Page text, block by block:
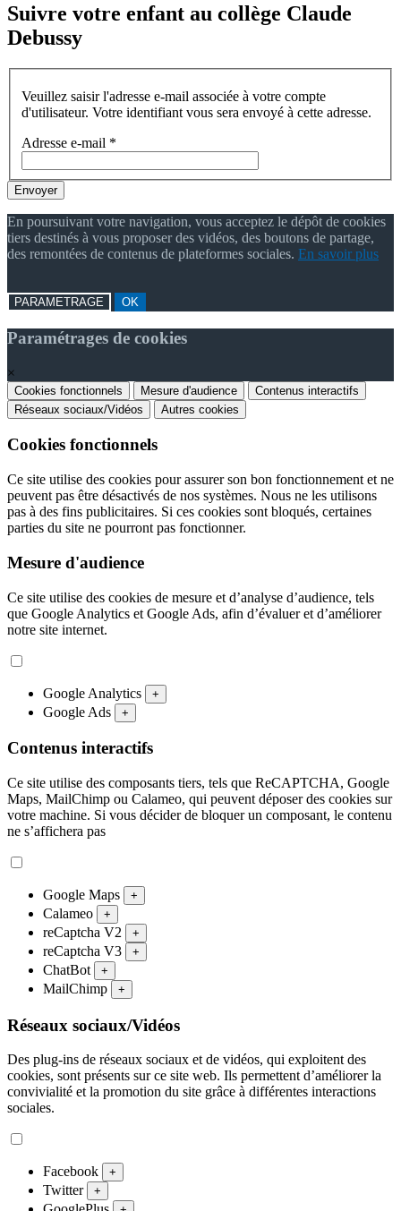
Suivre votre enfant au collège Claude
Debussy
Veuillez saisir l'adresse e-mail associée à votre compte
d'utilisateur. Votre identifiant vous sera envoyé à cette adresse.
Adresse e-mail *
Envoyer
En poursuivant votre navigation, vous acceptez le dépôt de cookies
tiers destinés à vous proposer des vidéos, des boutons de partage,
des remontées de contenus de plateformes sociales. En savoir plus
PARAMETRAGE OK
Paramétrages de cookies
×
Cookies fonctionnels Mesure d'audience
Contenus interactifs
Réseaux sociaux/Vidéos
Autres cookies
Cookies fonctionnels
Ce site utilise des cookies pour assurer son bon fonctionnement et ne
peuvent pas être désactivés de nos systèmes. Nous ne les utilisons
pas à des fins publicitaires. Si ces cookies sont bloqués, certaines
parties du site ne pourront pas fonctionner.
Mesure d'audience
Ce site utilise des cookies de mesure et d’analyse d’audience, tels
que Google Analytics et Google Ads, afin d’évaluer et d’améliorer
notre site internet.
Google Analytics +
Google Ads +
Contenus interactifs
Ce site utilise des composants tiers, tels que ReCAPTCHA, Google
Maps, MailChimp ou Calameo, qui peuvent déposer des cookies sur
votre machine. Si vous décider de bloquer un composant, le contenu
ne s’affichera pas
Google Maps +
Calameo +
reCaptcha V2 +
reCaptcha V3 +
ChatBot +
MailChimp +
Réseaux sociaux/Vidéos
Des plug-ins de réseaux sociaux et de vidéos, qui exploitent des
cookies, sont présents sur ce site web. Ils permettent d’améliorer la
convivialité et la promotion du site grâce à différentes interactions
sociales.
Facebook +
Twitter +